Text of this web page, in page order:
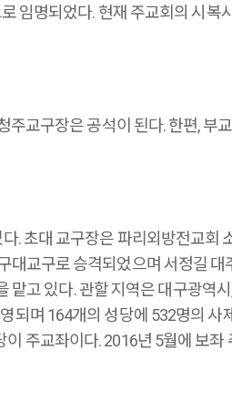
임명되었다. 현재 주교회의 시복
교구장은 공석이 된다. 한편, 부
. 초대 교구장은 파리외방전교회
대교구로 승격되었으며 서정길
고 있다. 관할 지역은 대구광역
되며 164개의 성당에 532명의 사
주교좌이다. 2016년 5월에 보좌